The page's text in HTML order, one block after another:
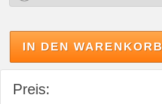
IN DEN WARENKORB
Preis: